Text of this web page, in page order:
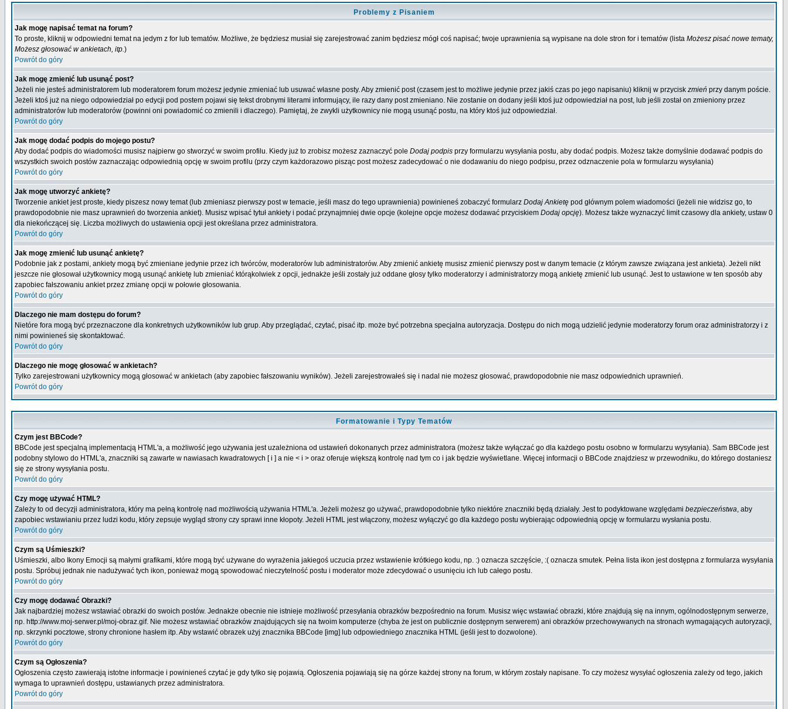
Problemy z Pisaniem
Jak mogę napisać temat na forum?
To proste, kliknij w odpowiedni temat na jedym z for lub tematów. Możliwe, że będziesz musiał się zarejestrować zanim będziesz mógł coś napisać; twoje uprawnienia są wypisane na dole stron for i tematów (lista Możesz pisać nowe tematy,
Możesz głosować w ankietach, itp.)
Powrót do góry
Jak mogę zmienić lub usunąć post?
Jeżeli nie jesteś administratorem lub moderatorem forum możesz jedynie zmieniać lub usuwać własne posty. Aby zmienić post (czasem jest to możliwe jedynie przez jakiś czas po jego napisaniu) kliknij w przycisk zmień przy danym poście.
Jeżeli ktoś już na niego odpowiedział po edycji pod postem pojawi się tekst drobnymi literami informujący, ile razy dany post zmieniano. Nie zostanie on dodany jeśli ktoś już odpowiedział na post, lub jeśli został on zmieniony przez
administratorów lub moderatorów (powinni oni powiadomić co zmienili i dlaczego). Pamiętaj, że zwykli użytkownicy nie mogą usunąć postu, na który ktoś już odpowiedział.
Powrót do góry
Jak mogę dodać podpis do mojego postu?
Aby dodać podpis do wiadomości musisz najpierw go stworzyć w swoim profilu. Kiedy już to zrobisz możesz zaznaczyć pole Dodaj podpis przy formularzu wysyłania postu, aby dodać podpis. Możesz także domyślnie dodawać podpis do
wszystkich swoich postów zaznaczając odpowiednią opcję w swoim profilu (przy czym każdorazowo pisząc post możesz zadecydować o nie dodawaniu do niego podpisu, przez odznaczenie pola w formularzu wysyłania)
Powrót do góry
Jak mogę utworzyć ankietę?
Tworzenie ankiet jest proste, kiedy piszesz nowy temat (lub zmieniasz pierwszy post w temacie, jeśli masz do tego uprawnienia) powinieneś zobaczyć formularz Dodaj Ankietę pod głównym polem wiadomości (jeżeli nie widzisz go, to
prawdopodobnie nie masz uprawnień do tworzenia ankiet). Musisz wpisać tytuł ankiety i podać przynajmniej dwie opcje (kolejne opcje możesz dodawać przyciskiem Dodaj opcję). Możesz także wyznaczyć limit czasowy dla ankiety, ustaw 0
dla niekończącej się. Liczba możliwych do ustawienia opcji jest określana przez administratora.
Powrót do góry
Jak mogę zmienić lub usunąć ankietę?
Podobnie jak z postami, ankiety mogą być zmieniane jedynie przez ich twórców, moderatorów lub administratorów. Aby zmienić ankietę musisz zmienić pierwszy post w danym temacie (z którym zawsze związana jest ankieta). Jeżeli nikt
jeszcze nie głosował użytkownicy mogą usunąć ankietę lub zmieniać którąkolwiek z opcji, jednakże jeśli zostały już oddane głosy tylko moderatorzy i administratorzy mogą ankietę zmienić lub usunąć. Jest to ustawione w ten sposób aby
zapobiec fałszowaniu ankiet przez zmianę opcji w połowie głosowania.
Powrót do góry
Dlaczego nie mam dostępu do forum?
Nietóre fora mogą być przeznaczone dla konkretnych użytkowników lub grup. Aby przeglądać, czytać, pisać itp. może być potrzebna specjalna autoryzacja. Dostępu do nich mogą udzielić jedynie moderatorzy forum oraz administratorzy i z
nimi powinieneś się skontaktować.
Powrót do góry
Dlaczego nie mogę głosować w ankietach?
Tylko zarejestrowani użytkownicy mogą głosować w ankietach (aby zapobiec fałszowaniu wyników). Jeżeli zarejestrowałeś się i nadal nie możesz głosować, prawdopodobnie nie masz odpowiednich uprawnień.
Powrót do góry
Formatowanie i Typy Tematów
Czym jest BBCode?
BBCode jest specjalną implementacją HTML'a, a możliwość jego używania jest uzależniona od ustawień dokonanych przez administratora (możesz także wyłączać go dla każdego postu osobno w formularzu wysyłania). Sam BBCode jest
podobny stylowo do HTML'a, znaczniki są zawarte w nawiasach kwadratowych [ i ] a nie < i > oraz oferuje większą kontrolę nad tym co i jak będzie wyświetlane. Więcej informacji o BBCode znajdziesz w przewodniku, do którego dostaniesz
się ze strony wysyłania postu.
Powrót do góry
Czy mogę używać HTML?
Zależy to od decyzji administratora, który ma pełną kontrolę nad możliwością używania HTML'a. Jeżeli możesz go używać, prawdopodobnie tylko niektóre znaczniki będą działały. Jest to podyktowane względami bezpieczeństwa, aby
zapobiec wstawianiu przez ludzi kodu, który zepsuje wygląd strony czy sprawi inne kłopoty. Jeżeli HTML jest włączony, możesz wyłączyć go dla każdego postu wybierając odpowiednią opcję w formularzu wysłania postu.
Powrót do góry
Czym są Uśmieszki?
Uśmieszki, albo Ikony Emocji są małymi grafikami, które mogą być używane do wyrażenia jakiegoś uczucia przez wstawienie krótkiego kodu, np. :) oznacza szczęście, :( oznacza smutek. Pełna lista ikon jest dostępna z formularza wysyłania
postu. Spróbuj jednak nie nadużywać tych ikon, ponieważ mogą spowodować nieczytelność postu i moderator może zdecydować o usunięciu ich lub całego postu.
Powrót do góry
Czy mogę dodawać Obrazki?
Jak najbardziej możesz wstawiać obrazki do swoich postów. Jednakże obecnie nie istnieje możliwość przesyłania obrazków bezpośrednio na forum. Musisz więc wstawiać obrazki, które znajdują się na innym, ogólnodostępnym serwerze,
np. http://www.moj-serwer.pl/moj-obraz.gif. Nie możesz wstawiać obrazków znajdujących się na twoim komputerze (chyba że jest on publicznie dostępnym serwerem) ani obrazków przechowywanych na stronach wymagających autoryzacji,
np. skrzynki pocztowe, strony chronione hasłem itp. Aby wstawić obrazek użyj znacznika BBCode [img] lub odpowiedniego znacznika HTML (jeśli jest to dozwolone).
Powrót do góry
Czym są Ogłoszenia?
Ogłoszenia często zawierają istotne informacje i powinieneś czytać je gdy tylko się pojawią. Ogłoszenia pojawiają się na górze każdej strony na forum, w którym zostały napisane. To czy możesz wysyłać ogłoszenia zależy od tego, jakich
wymaga to uprawnień dostępu, ustawianych przez administratora.
Powrót do góry